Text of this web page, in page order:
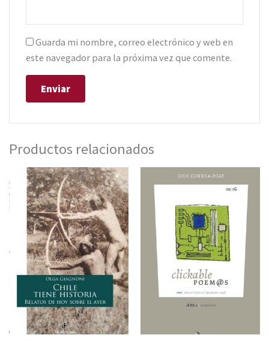
Guarda mi nombre, correo electrónico y web en
este navegador para la próxima vez que comente.
Productos relacionados